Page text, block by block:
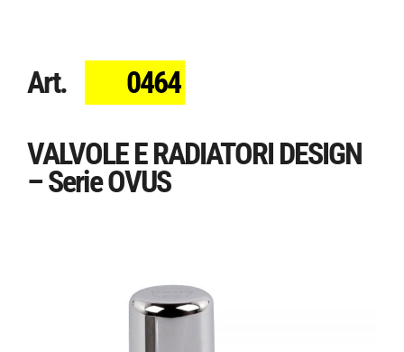
Art. 0464
VALVOLE E RADIATORI DESIGN
– Serie OVUS